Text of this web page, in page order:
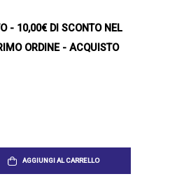
- 10,00€ DI SCONTO NEL
ORDINE - ACQUISTO
AGGIUNGI AL CARRELLO